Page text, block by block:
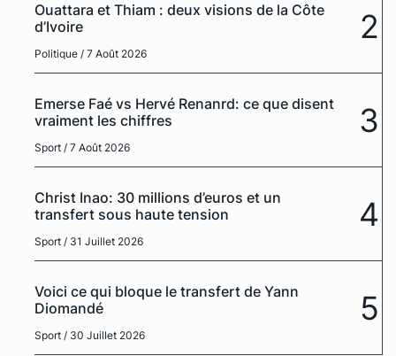
Ouattara et Thiam : deux visions de la Côte
d’Ivoire
Politique / 7 Août 2026
2
Emerse Faé vs Hervé Renanrd: ce que disent
vraiment les chiffres
Sport / 7 Août 2026
3
Christ Inao: 30 millions d’euros et un
transfert sous haute tension
Sport / 31 Juillet 2026
4
Voici ce qui bloque le transfert de Yann
Diomandé
Sport / 30 Juillet 2026
5